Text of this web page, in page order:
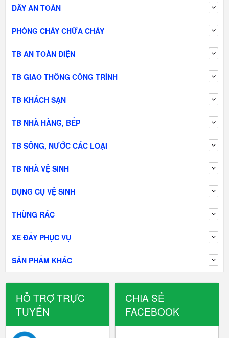
DÂY AN TOÀN
PHÒNG CHÁY CHỮA CHÁY
TB AN TOÀN ĐIỆN
TB GIAO THÔNG CÔNG TRÌNH
TB KHÁCH SẠN
TB NHÀ HÀNG, BẾP
TB SÔNG, NƯỚC CÁC LOẠI
TB NHÀ VỆ SINH
DỤNG CỤ VỆ SINH
THÙNG RÁC
XE ĐẨY PHỤC VỤ
SẢN PHẨM KHÁC
HỖ TRỢ TRỰC
TUYẾN
CHIA SẺ
FACEBOOK